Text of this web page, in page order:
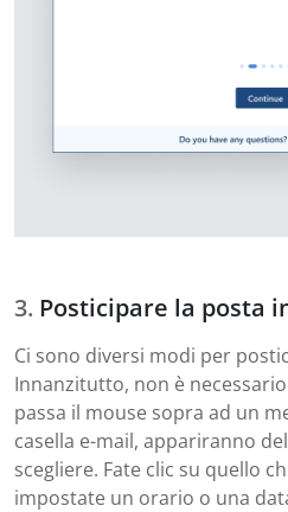
Posticipare la posta
Ci sono diversi modi per
Innanzitutto, non è
passa il mouse sopra ad un
casella e-mail, appariranno
scegliere. Fate clic su quello
impostate un orario o una